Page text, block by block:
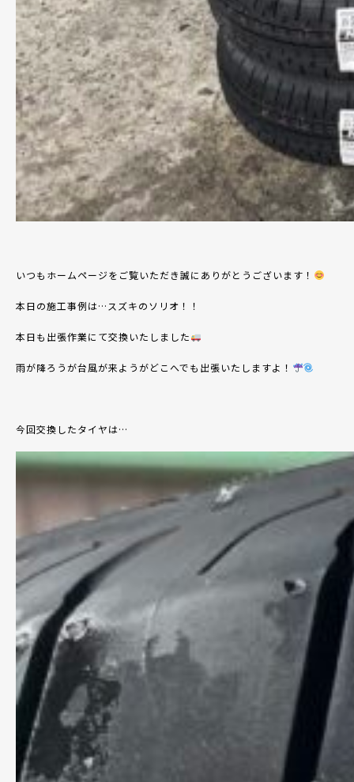
いつもホームページをご覧いただき誠にありがとうございます！
本日の施工事例は… スズキのソリオ！！
本日も出張作業にて交換いたしました
雨が降ろうが台風が来ようがどこへでも出張いたしますよ！
今回交換したタイヤは…